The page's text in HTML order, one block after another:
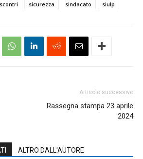
scontri sicurezza sindacato siulp
Articolo successivo
Rassegna stampa 23 aprile
2024
ALTRO DALL'AUTORE